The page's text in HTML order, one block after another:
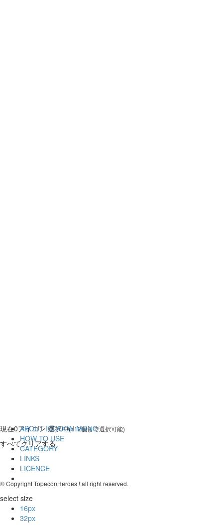
現在0アイコン 選択中(※12個まで選択可能)
すべてクリアする
select size
16px
32px
ABOUT ICOOON MONO
HOW TO USE
CATEGORY
LINKS
LICENCE
© Copyright TopeconHeroes ! all right reserved.